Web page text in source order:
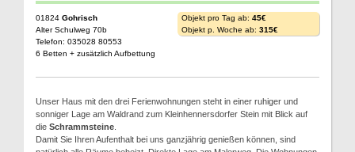
01824 Gohrisch
Alter Schulweg 70b
Telefon: 035028 80553
6 Betten + zusätzlich Aufbettung
Objekt pro Tag ab: 45€
Objekt p. Woche ab: 315€
Unser Haus mit den drei Ferienwohnungen steht in einer ruhiger und
sonniger Lage am Waldrand zum Kleinhennersdorfer Stein mit Blick auf
die Schrammsteine
Damit Sie Ihren Aufenthalt bei uns ganzjährig genießen können, sind